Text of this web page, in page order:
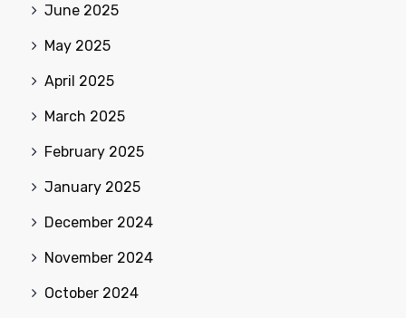
June 2025
May 2025
April 2025
March 2025
February 2025
January 2025
December 2024
November 2024
October 2024